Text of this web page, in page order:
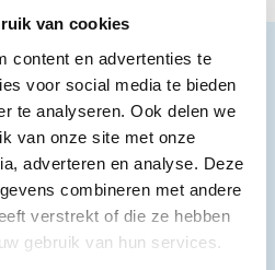
van cookies
content en advertenties te
voor social media te bieden
te analyseren. Ook delen we
van onze site met onze
adverteren en analyse. Deze
combineren met andere
verstrekt of die ze hebben
gebruik van hun services.
je klaar.
aanbiedingen en